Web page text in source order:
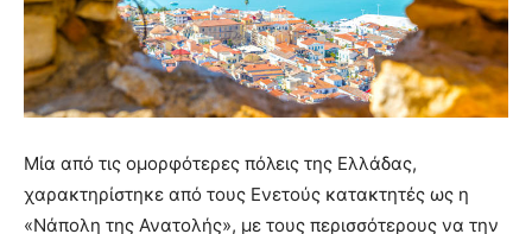
Μία από τις ομορφότερες πόλεις της Ελλάδας,
χαρακτηρίστηκε από τους Ενετούς κατακτητές ως η
«Νάπολη της Ανατολής», με τους περισσότερους να την